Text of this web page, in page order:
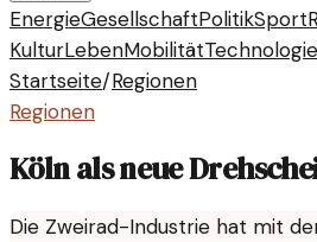
EnergieGesellschaftPolitikSport
KulturLebenMobilitätTechnologie
Startseite/Regionen
Regionen
Köln als neue
Die Zweirad-Industrie hat mit